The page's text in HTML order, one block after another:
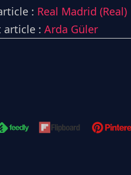
: Real Madrid (Real)
article : Arda Güler